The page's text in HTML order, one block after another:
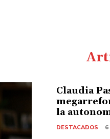
Claudia
la
DESTACADOS 6